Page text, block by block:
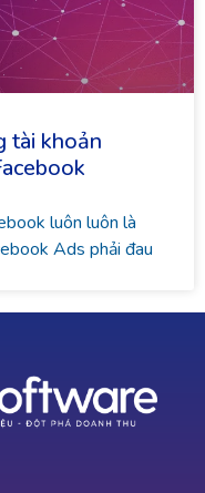
tài khoản
luôn luôn là
Ads phải đau